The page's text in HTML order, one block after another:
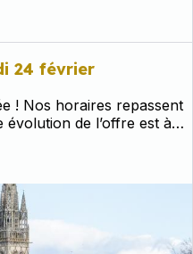
24 février
! Nos horaires repassent
de l’offre est à